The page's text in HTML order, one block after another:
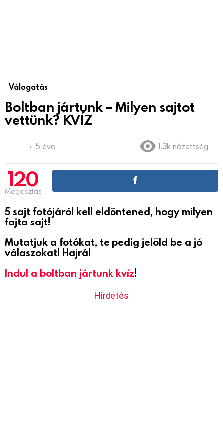
Válogatás
Boltban jártunk – Milyen sajtot
vettünk? KVÍZ
5 éve 1.3k nézettség
120
Megosztás
5 sajt fotójáról kell eldöntened, hogy milyen
fajta sajt!
Mutatjuk a fotókat, te pedig jelöld be a jó
válaszokat! Hajrá!
Indul a boltban jártunk kvíz!
Hirdetés